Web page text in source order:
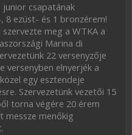
junior csapatának
8 ezüst- és 1 bronzérem!
meg a WTKA a
Marina di
22 versenyzője
versenyben elnyerjék a
egy esztendeje
Szervezetünk vezetői 15
torna végére 20 érem
messze menőkig